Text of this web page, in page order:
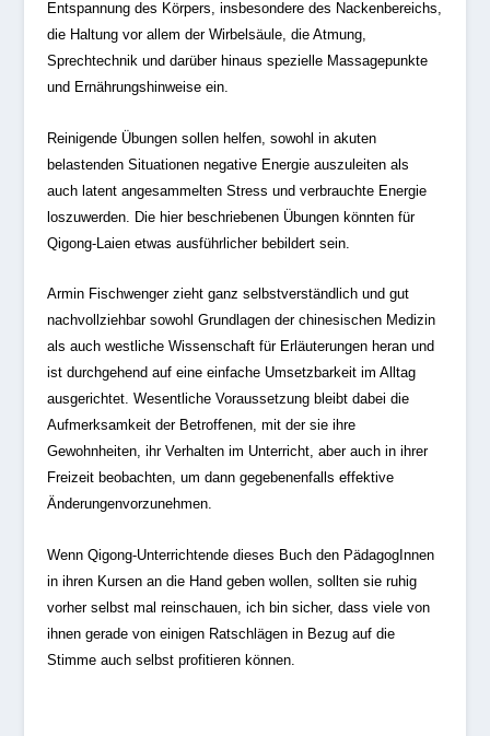
Entspannung des Körpers, insbesondere des Nackenbereichs,
die Haltung vor allem der Wirbelsäule, die Atmung,
Sprechtechnik und darüber hinaus spezielle Massagepunkte
und Ernährungshinweise ein.
Reinigende Übungen sollen helfen, sowohl in akuten
belastenden Situationen negative Energie auszuleiten als
auch latent angesammelten Stress und verbrauchte Energie
loszuwerden. Die hier beschriebenen Übungen könnten für
Qigong-Laien etwas ausführlicher bebildert sein.
Armin Fischwenger zieht ganz selbstverständlich und gut
nachvollziehbar sowohl Grundlagen der chinesischen Medizin
als auch westliche Wissenschaft für Erläuterungen heran und
ist durchgehend auf eine einfache Umsetzbarkeit im Alltag
ausgerichtet. Wesentliche Voraussetzung bleibt dabei die
Aufmerksamkeit der Betroffenen, mit der sie ihre
Gewohnheiten, ihr Verhalten im Unterricht, aber auch in ihrer
Freizeit beobachten, um dann gegebenenfalls effektive
Änderungenvorzunehmen.
Wenn Qigong-Unterrichtende dieses Buch den PädagogInnen
in ihren Kursen an die Hand geben wollen, sollten sie ruhig
vorher selbst mal reinschauen, ich bin sicher, dass viele von
ihnen gerade von einigen Ratschlägen in Bezug auf die
Stimme auch selbst profitieren können.